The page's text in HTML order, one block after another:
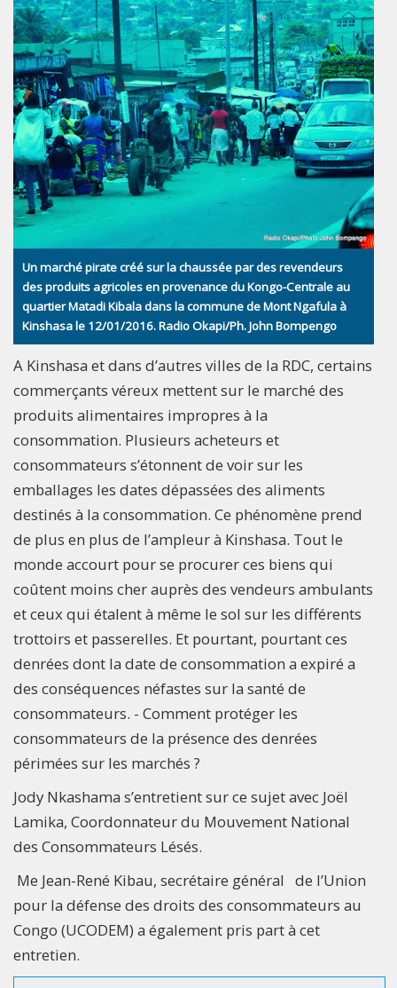
Un marché pirate créé sur la chaussée par des revendeurs
des produits agricoles en provenance du Kongo-Centrale au
quartier Matadi Kibala dans la commune de Mont Ngafula à
Kinshasa le 12/01/2016. Radio Okapi/Ph. John Bompengo
A Kinshasa et dans d’autres villes de la RDC, certains
commerçants véreux mettent sur le marché des
produits alimentaires impropres à la
consommation. Plusieurs acheteurs et
consommateurs s’étonnent de voir sur les
emballages les dates dépassées des aliments
destinés à la consommation. Ce phénomène prend
de plus en plus de l’ampleur à Kinshasa. Tout le
monde accourt pour se procurer ces biens qui
coûtent moins cher auprès des vendeurs ambulants
et ceux qui étalent à même le sol sur les différents
trottoirs et passerelles. Et pourtant, pourtant ces
denrées dont la date de consommation a expiré a
des conséquences néfastes sur la santé de
consommateurs. - Comment protéger les
consommateurs de la présence des denrées
périmées sur les marchés ?
Jody Nkashama s’entretient sur ce sujet avec Joël
Lamika, Coordonnateur du Mouvement National
des Consommateurs Lésés.
Me Jean-René Kibau, secrétaire général de l’Union
pour la défense des droits des consommateurs au
Congo (UCODEM) a également pris part à cet
entretien.